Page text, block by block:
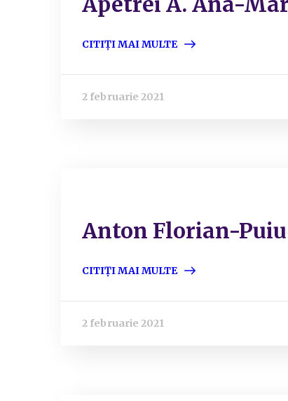
CITIȚI MAI MULTE
2 februarie 2021
Anton Florian-Puiu
CITIȚI MAI MULTE
2 februarie 2021